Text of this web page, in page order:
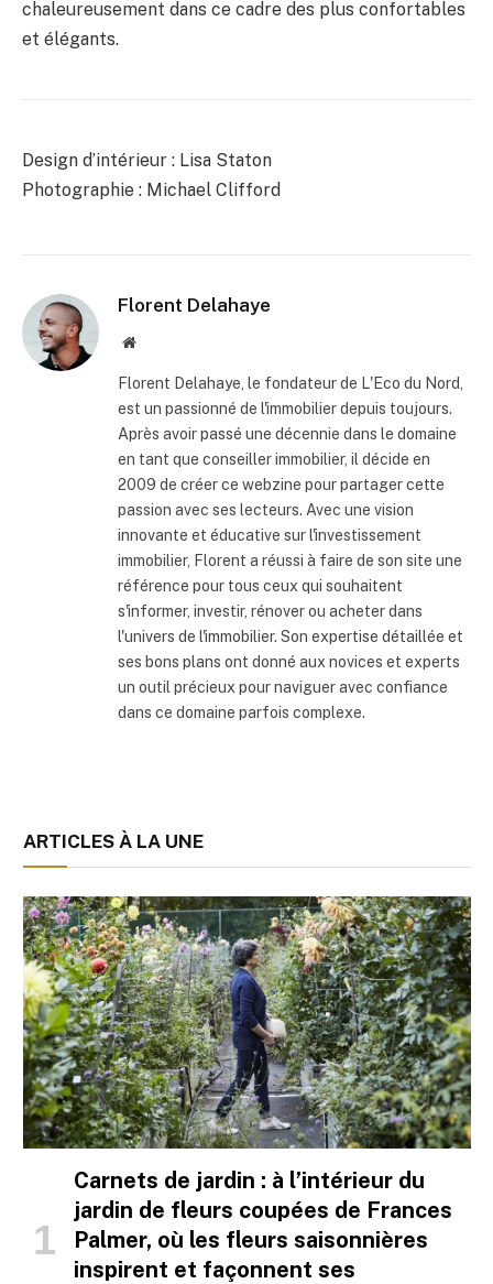
chaleureusement dans ce cadre des plus confortables
et élégants.
Design d’intérieur : Lisa Staton
Photographie : Michael Clifford
Florent Delahaye
Site
Florent Delahaye, le fondateur de L'Eco du Nord,
est un passionné de l'immobilier depuis toujours.
Après avoir passé une décennie dans le domaine
en tant que conseiller immobilier, il décide en
2009 de créer ce webzine pour partager cette
passion avec ses lecteurs. Avec une vision
innovante et éducative sur l'investissement
immobilier, Florent a réussi à faire de son site une
référence pour tous ceux qui souhaitent
s'informer, investir, rénover ou acheter dans
l'univers de l'immobilier. Son expertise détaillée et
ses bons plans ont donné aux novices et experts
un outil précieux pour naviguer avec confiance
dans ce domaine parfois complexe.
ARTICLES À LA UNE
Carnets de jardin : à l’intérieur du
jardin de fleurs coupées de Frances
Palmer, où les fleurs saisonnières
inspirent et façonnent ses